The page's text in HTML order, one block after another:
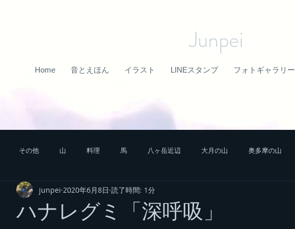
Junpei
Home 音とえほん イラスト LINEスタンプ フォトギャラリー
その他 山 料理 馬 八ヶ岳近辺 大月の山 奥多摩の山
ルプスの山 南アルプスの山 中央アルプスの山
ハナレグミ「深呼吸」
junpei 2020年6月8日 読了時間: 1分